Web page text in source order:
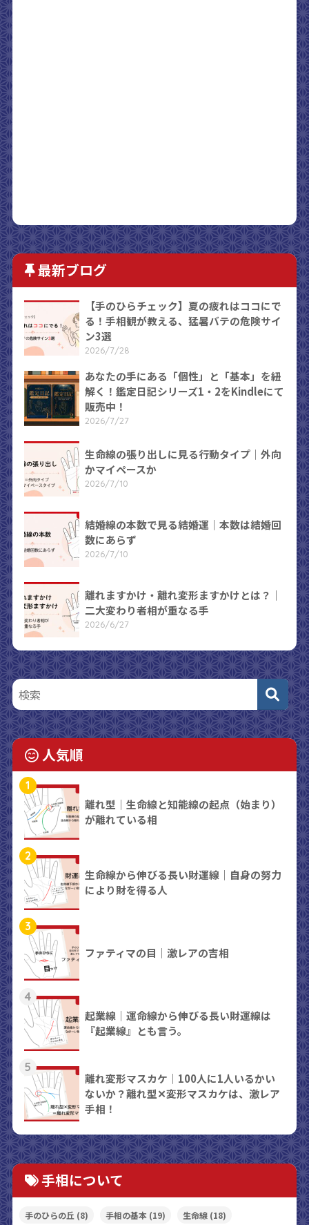
最新ブログ
【手のひらチェック】夏の疲れはココにで
る！手相観が教える、猛暑バテの危険サイ
ン3選
2026/7/28
あなたの手にある「個性」と「基本」を紐
解く！鑑定日記シリーズ1・2をKindleにて
販売中！
2026/7/27
生命線の張り出しに見る行動タイプ｜外向
かマイペースか
2026/7/10
結婚線の本数で見る結婚運｜本数は結婚回
数にあらず
2026/7/10
離れますかけ・離れ変形ますかけとは？｜
二大変わり者相が重なる手
2026/6/27
人気順
1
離れ型｜生命線と知能線の起点（始まり）
が離れている相
2
生命線から伸びる長い財運線｜自身の努力
により財を得る人
3
ファティマの目｜激レアの吉相
4
起業線｜運命線から伸びる長い財運線は
『起業線』とも言う。
5
離れ変形マスカケ｜100人に1人いるかい
ないか？離れ型✕変形マスカケは、激レア
手相！
手相について
手のひらの丘 (8) 手相の基本 (19) 生命線(18)